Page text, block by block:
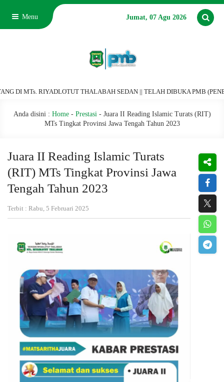
Menu Jumat, 07 Agu 2026
MTs. RIYADLOTUT THALABAH SEDAN || TELAH DIBUKA PMB
Anda disini : Home- Prestasi- Juara II Reading Islamic Turats (RIT)
MTs Tingkat Provinsi Jawa Tengah Tahun 2023
Juara II Reading Islamic Turats
(RIT) MTs Tingkat Provinsi Jawa
Tengah Tahun 2023
Terbit : Rabu, 5 Februari 2025